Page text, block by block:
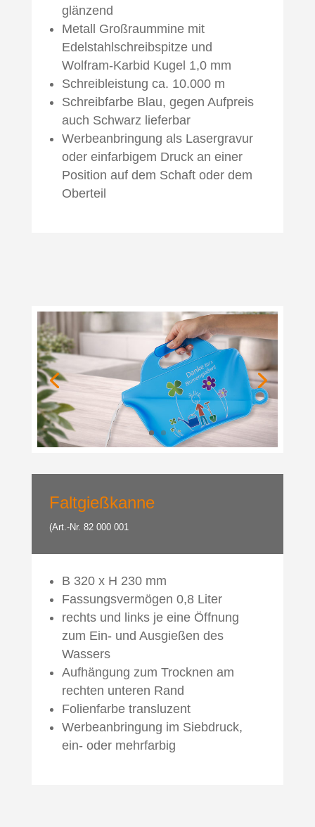
glänzend
Metall Großraummine mit
Edelstahlschreibspitze und
Wolfram-Karbid Kugel 1,0 mm
Schreibleistung ca. 10.000 m
Schreibfarbe Blau, gegen Aufpreis
auch Schwarz lieferbar
Werbeanbringung als Lasergravur
oder einfarbigem Druck an einer
Position auf dem Schaft oder dem
Oberteil
Faltgießkanne
(Art.-Nr. 82 000 001
B 320 x H 230 mm
Fassungsvermögen 0,8 Liter
rechts und links je eine Öffnung
zum Ein- und Ausgießen des
Wassers
Aufhängung zum Trocknen am
rechten unteren Rand
Folienfarbe transluzent
Werbeanbringung im Siebdruck,
ein- oder mehrfarbig